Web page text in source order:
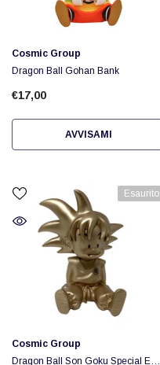
Fornitore:
Cosmic Group
Dragon Ball Gohan Bank
€17,00
AVVISAMI
Esaurito
Fornitore:
Cosmic Group
Dragon Ball Son Goku Special Ed